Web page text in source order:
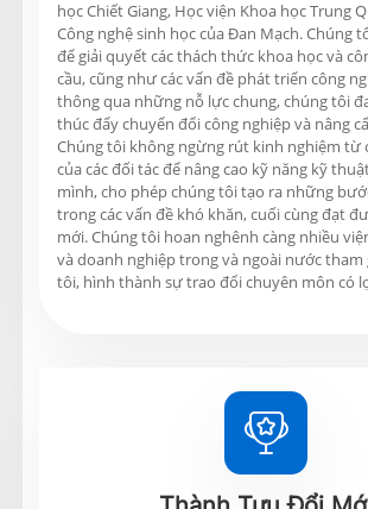
học Chiết Giang, Học viện Khoa học Trung
Công nghệ sinh học của Đan Mạch. Chúng
để giải quyết các thách thức khoa học và
cầu, cũng như các vấn đề phát triển công
thông qua những nỗ lực chung, chúng tôi
thúc đẩy chuyển đổi công nghiệp và nâng
Chúng tôi không ngừng rút kinh nghiệm từ
của các đối tác để nâng cao kỹ năng kỹ
mình, cho phép chúng tôi tạo ra những
trong các vấn đề khó khăn, cuối cùng đạt
mới. Chúng tôi hoan nghênh càng nhiều
và doanh nghiệp trong và ngoài nước tham
tôi, hình thành sự trao đổi chuyên môn có
